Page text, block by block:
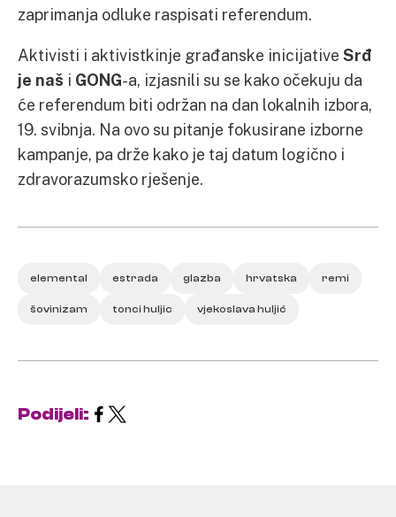
zaprimanja odluke raspisati referendum.
Aktivisti i aktivistkinje građanske inicijative Srđ
je naš i GONG-a, izjasnili su se kako očekuju da
će referendum biti održan na dan lokalnih izbora,
19. svibnja. Na ovo su pitanje fokusirane izborne
kampanje, pa drže kako je taj datum logično i
zdravorazumsko rješenje.
elemental estrada glazba hrvatska remi
šovinizam tonci huljic vjekoslava huljić
Podijeli: